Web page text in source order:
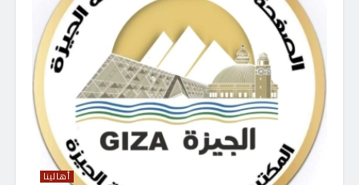
أهالينا